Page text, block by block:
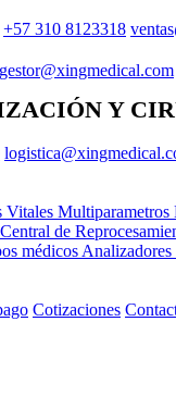
+57 310 8123318
gestor@xingmedical.com
Y
Multiparametros
Central de
médicos Analizadores
Cotizaciones